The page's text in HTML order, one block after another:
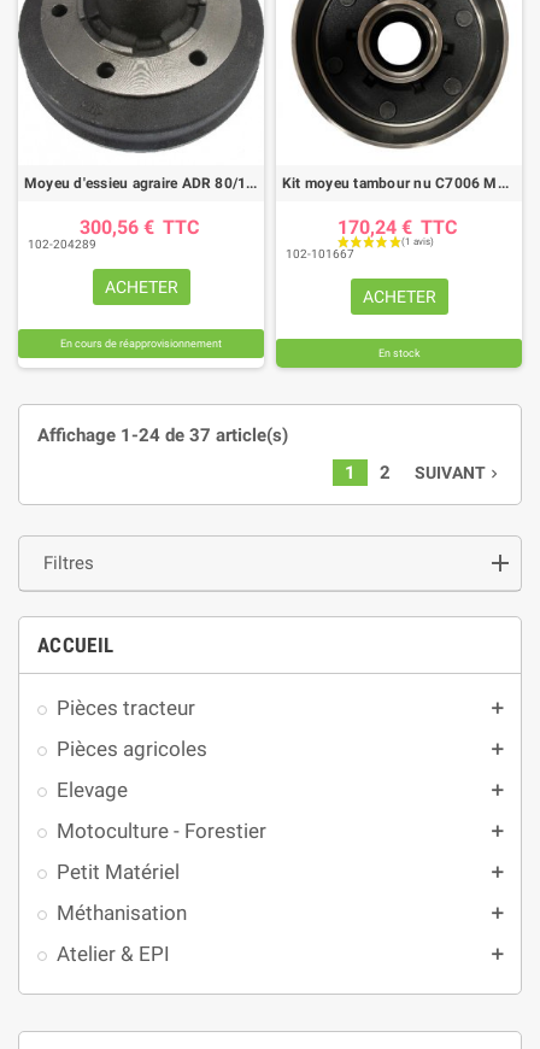
Filtres
ACCUEIL
Pièces tracteur add
Pièces agricoles add
Elevage add
Motoculture - Forestier add
Petit Matériel add
Méthanisation add
Atelier & EPI add
Moyeu d'essieu agraire ADR 80/100, 706 tambour Ø300X60
300,56 € TTC
102-204289
ACHETER
En cours de réapprovisionnement
Kit moyeu tambour nu C7006 MF250X60 AMB NM
170,24 € TTC
102-101667
ACHETER
En stock
Affichage 1-24 de 37 article(s)
1
2 SUIVANT navigate_next